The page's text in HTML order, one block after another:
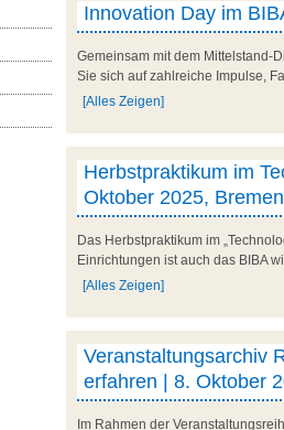
Innovation Day im
Gemeinsam mit dem Mittelstand-
Sie sich auf zahlreiche Impulse,
[Alles Zeigen]
Herbstpraktikum im
Oktober 2025, Bremen
Das Herbstpraktikum im
Einrichtungen ist auch das BIBA
[Alles Zeigen]
Veranstaltungsarchiv
erfahren | 8. Oktober
Im Rahmen der